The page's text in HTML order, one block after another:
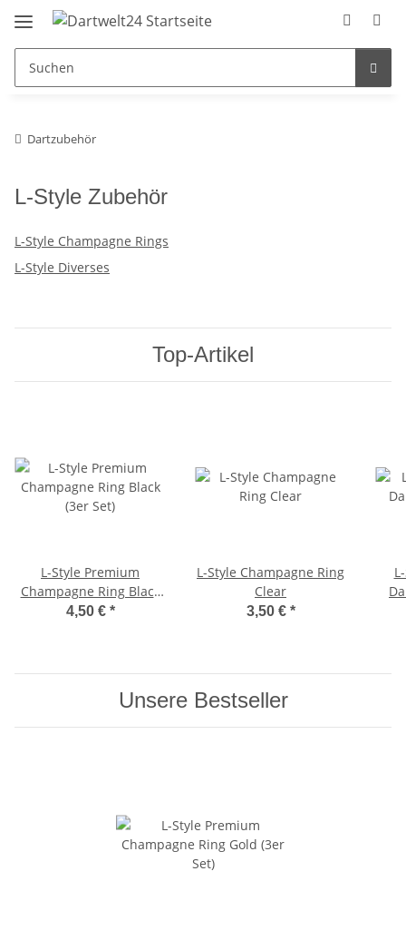
Dartzubehör
L-Style Zubehör
L-Style Champagne Rings
L-Style Diverses
Top-Artikel
L-Style Premium
Champagne Ring Black
(3er Set)
4,50 € *
L-Style Champagne Ring
Clear
3,50 € *
Unsere Bestseller